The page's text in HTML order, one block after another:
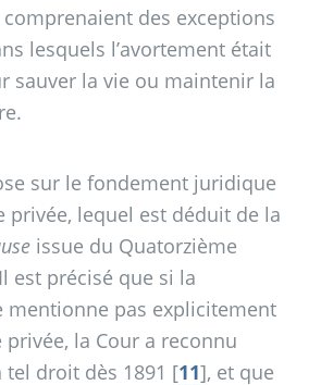
des exceptions
lesquels l’avortement était
sauver la vie ou maintenir la
sur le fondement juridique
privée, lequel est déduit de la
issue du Quatorzième
est précisé que si la
mentionne pas explicitement
la Cour a reconnu
tel droit dès 1891 [11], et que